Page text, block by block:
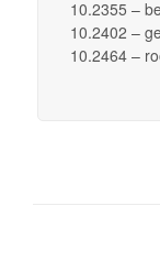
10.2355 –
10.2402 –
10.2464 –